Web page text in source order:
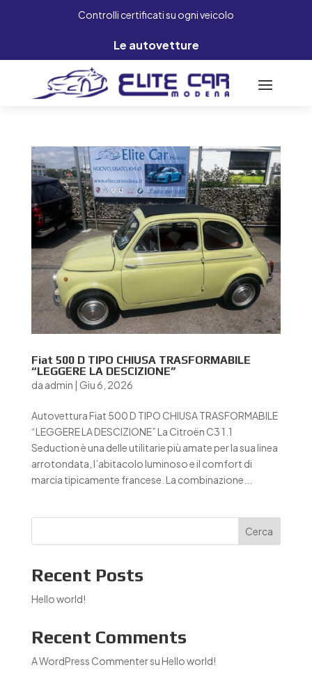
Controlli certificati su ogni veicolo
Le autovetture
Fiat 500 D TIPO CHIUSA TRASFORMABILE
“LEGGERE LA DESCIZIONE”
da admin | Giu 6, 2026
Autovettura Fiat 500 D TIPO CHIUSA TRASFORMABILE
“LEGGERE LA DESCIZIONE” La Citroën C3 1.1
Seduction è una delle utilitarie più amate per la sua linea
arrotondata, l’abitacolo luminoso e il comfort di
marcia tipicamente francese. La combinazione...
Cerca
Recent Posts
Hello world!
Recent Comments
A WordPress CommentersuHello world!